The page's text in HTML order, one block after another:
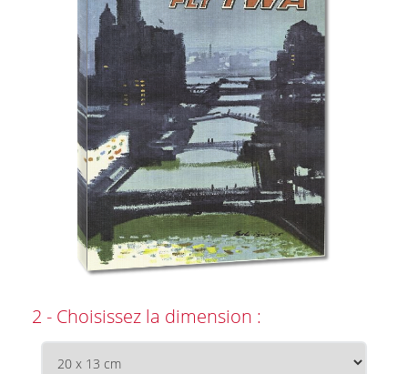
2 - Choisissez la dimension :